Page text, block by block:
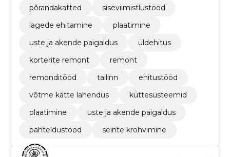
põrandakatted
siseviimistlustööd
lagede ehitamine
plaatimine
uste ja akende paigaldus
üldehitus
korterite remont
remont
remonditööd
tallinn
ehitustööd
võtme kätte lahendus
küttesüsteemid
plaatimine
uste ja akende paigaldus
pahteldustööd
seinte krohvimine